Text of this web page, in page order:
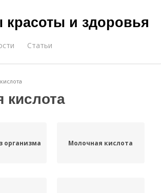
красоты и здоровья
Статьи
кислота
организма Молочная кислота